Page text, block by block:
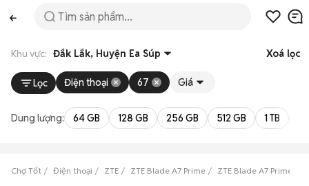
Khu vực: Đắk Lắk, Huyện Ea Súp Xoá lọc
Lọc Điện thoại 67 Giá
Dung lượng: 64 GB 128 GB 256 GB 512 GB 1 TB
Chợ Tốt Điện thoại ZTE ZTE Blade A7 Prime ZTE Blade A7 Prime